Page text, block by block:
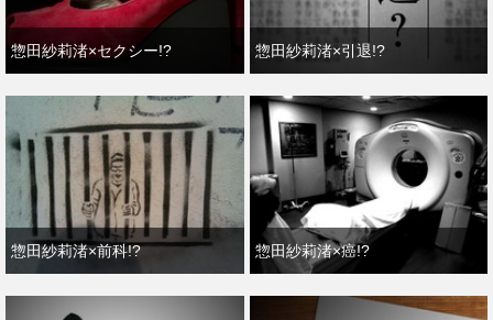
惣田紗莉渚×セクシー!? 惣田紗莉渚×引退!?
惣田紗莉渚×前科!? 惣田紗莉渚×癌!?